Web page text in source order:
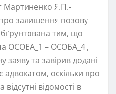
Мартиненко Я.П.-
залишення позову
тим, що
ОСОБА_1 – ОСОБА_4 ,
заяву та завірив додані
адвокатом, оскільки про
відомості в